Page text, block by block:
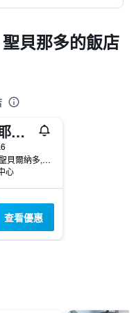
貝那多的飯店
黛拉里維耶拉公寓飯店
Chiozza 1820, 聖貝爾納多, 布宜諾斯艾利斯, 阿根廷
心
查看優惠